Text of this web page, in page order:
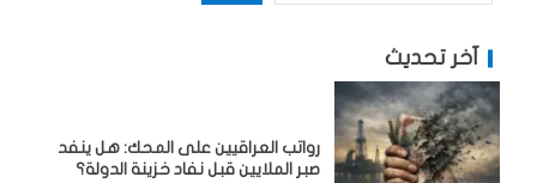
آخر تحديث
رواتب العراقيين على المحك: هل ينفد
صبر الملايين قبل نفاد خزينة الدولة؟